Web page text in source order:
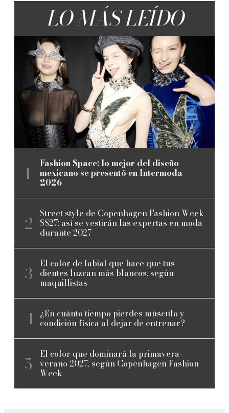
LO MÁS LEÍDO
Fashion Space: lo mejor del diseño
mexicano se presentó en Intermoda
2026
Street style de Copenhagen Fashion Week
SS27: así se vestirán las expertas en moda
durante 2027
El color de labial que hace que tus
dientes luzcan más blancos, según
maquillistas
¿En cuánto tiempo pierdes músculo y
condición física al dejar de entrenar?
El color que dominará la primavera-
verano 2027, según Copenhagen Fashion
Week